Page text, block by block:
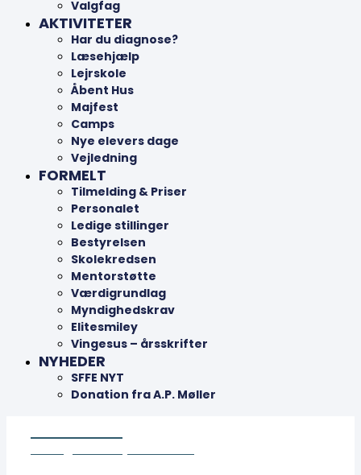
Valgfag
AKTIVITETER
Har du diagnose?
Læsehjælp
Lejrskole
Åbent Hus
Majfest
Camps
Nye elevers dage
Vejledning
FORMELT
Tilmelding & Priser
Personalet
Ledige stillinger
Bestyrelsen
Skolekredsen
Mentorstøtte
Værdigrundlag
Myndighedskrav
Elitesmiley
Vingesus – årsskrifter
NYHEDER
SFFE NYT
Donation fra A.P. Møller